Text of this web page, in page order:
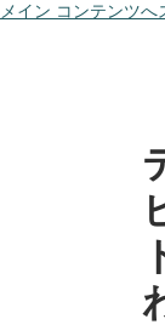
メイン コンテンツへ